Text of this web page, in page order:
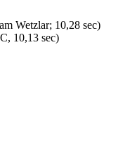
Wetzlar; 10,28 sec)
10,13 sec)